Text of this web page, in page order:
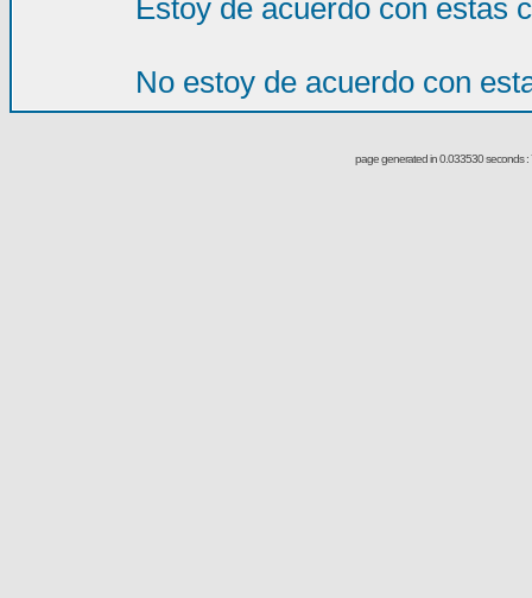
Estoy de acuerdo con estas
No estoy de acuerdo con
page generated in 0.033530 seconds :